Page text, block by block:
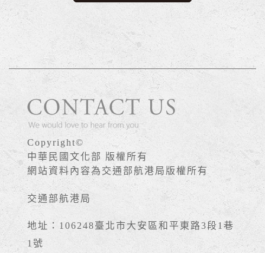
Copyright©
中華民國文化部 版權所有
網站資料內容為交通部航港局版權所有
交通部航港局
地址：106248臺北市大安區和平東路3段1巷
1號